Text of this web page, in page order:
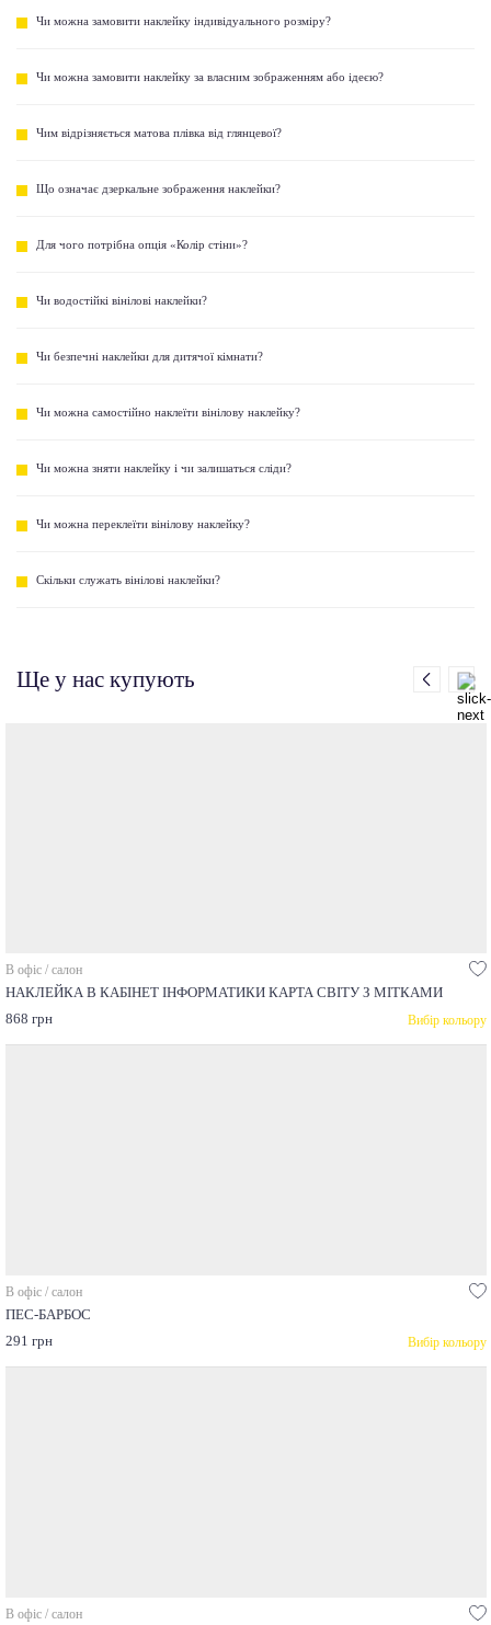
Чи можна замовити наклейку індивідуального розміру?
Чи можна замовити наклейку за власним зображенням або ідеєю?
Чим відрізняється матова плівка від глянцевої?
Що означає дзеркальне зображення наклейки?
Для чого потрібна опція «Колір стіни»?
Чи водостійкі вінілові наклейки?
Чи безпечні наклейки для дитячої кімнати?
Чи можна самостійно наклеїти вінілову наклейку?
Чи можна зняти наклейку і чи залишаться сліди?
Чи можна переклеїти вінілову наклейку?
Скільки служать вінілові наклейки?
Ще у нас купують
В офіс / салон
НАКЛЕЙКА В КАБІНЕТ ІНФОРМАТИКИ КАРТА СВІТУ З МІТКАМИ
868 грн
Вибір кольору
В офіс / салон
ПЕС-БАРБОС
291 грн
Вибір кольору
В офіс / салон